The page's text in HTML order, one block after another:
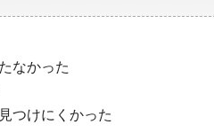
なかった
つけにくかった